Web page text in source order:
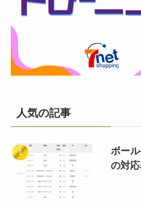
人気の記事
ボー
の対